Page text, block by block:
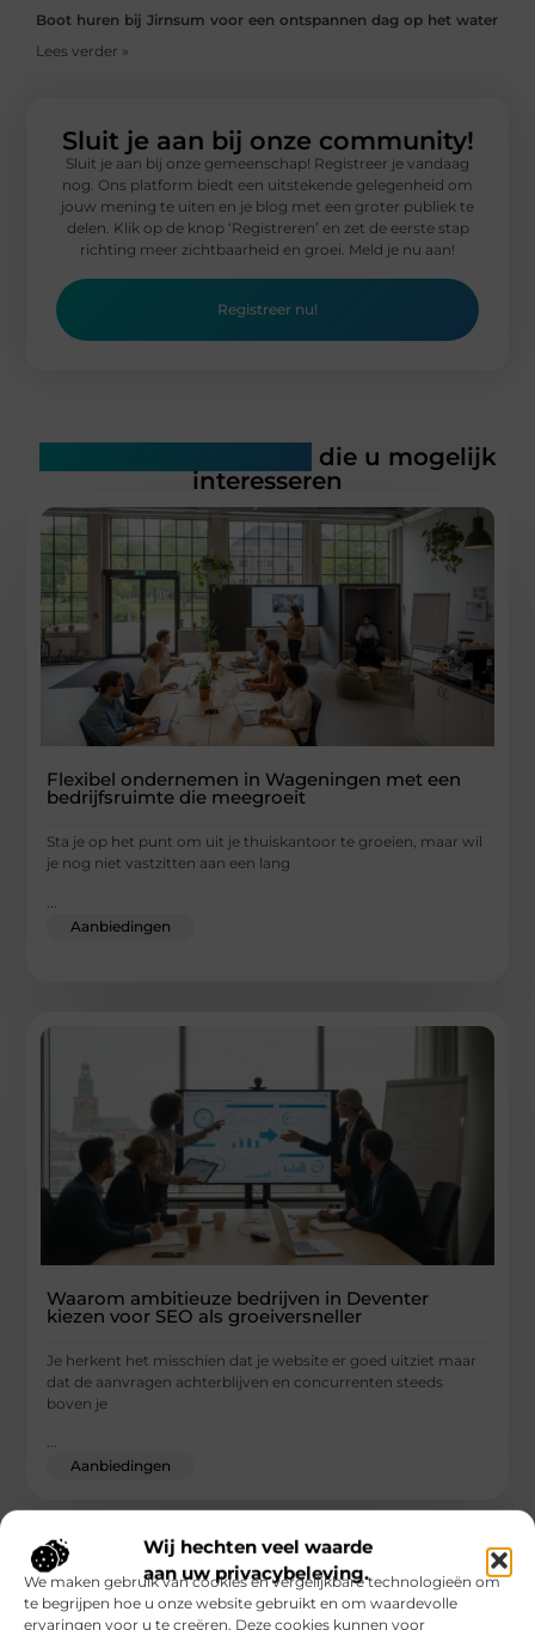
Wij hechten veel waarde
aan uw privacybeleving.
We maken gebruik van cookies en vergelijkbare technologieën om
te begrijpen hoe u onze website gebruikt en om waardevolle
ervaringen voor u te creëren. Deze cookies kunnen voor
Boot huren bij Jirnsum voor een ontspannen dag op het water
Lees verder »
Sluit je aan bij onze community!
Sluit je aan bij onze gemeenschap! Registreer je vandaag
nog. Ons platform biedt een uitstekende gelegenheid om
jouw mening te uiten en je blog met een groter publiek te
delen. Klik op de knop ‘Registreren’ en zet de eerste stap
richting meer zichtbaarheid en groei. Meld je nu aan!
Registreer nu!
die u mogelijk
interesseren
Flexibel ondernemen in Wageningen met een
bedrijfsruimte die meegroeit
Sta je op het punt om uit je thuiskantoor te groeien, maar wil
je nog niet vastzitten aan een lang
Aanbiedingen
Waarom ambitieuze bedrijven in Deventer
kiezen voor SEO als groeiversneller
Je herkent het misschien dat je website er goed uitziet maar
dat de aanvragen achterblijven en concurrenten steeds
boven je
...
Aanbiedingen